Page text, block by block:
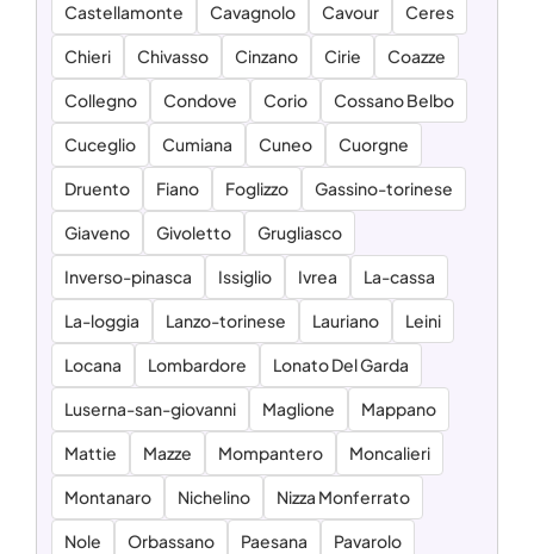
Castellamonte Cavagnolo Cavour Ceres
Chieri Chivasso Cinzano Cirie Coazze
Collegno Condove Corio Cossano Belbo
Cuceglio Cumiana Cuneo Cuorgne
Druento Fiano Foglizzo Gassino-torinese
Giaveno Givoletto Grugliasco
Inverso-pinasca Issiglio Ivrea La-cassa
La-loggia Lanzo-torinese Lauriano Leini
Locana Lombardore Lonato Del Garda
Luserna-san-giovanni Maglione Mappano
Mattie Mazze Mompantero Moncalieri
Montanaro Nichelino Nizza Monferrato
Nole Orbassano Paesana Pavarolo